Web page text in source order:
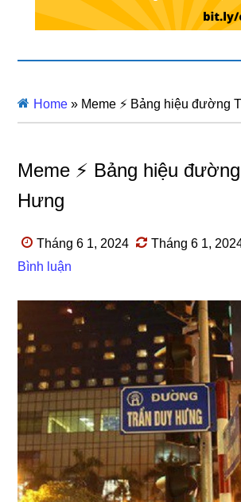
Home » Meme ⚡ Bảng hiệu đường
Meme ⚡ Bảng hiệu
Hưng
Tháng 6 1, 2024 Tháng 6 1,
Bình luận